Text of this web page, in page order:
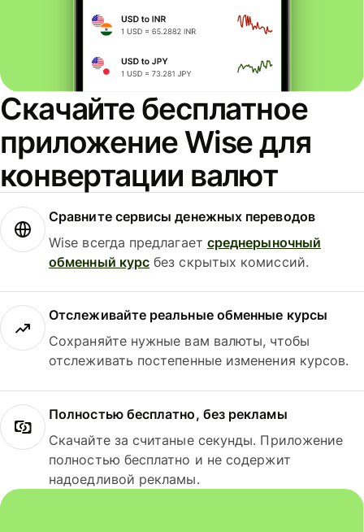
Скачайте бесплатное
приложение Wise для
конвертации валют
Сравните сервисы денежных переводов
Wise всегда предлагает среднерыночный
обменный курс без скрытых комиссий.
Отслеживайте реальные обменные курсы
Сохраняйте нужные вам валюты, чтобы
отслеживать постепенные изменения курсов.
Полностью бесплатно, без рекламы
Скачайте за считаные секунды. Приложение
полностью бесплатно и не содержит
надоедливой рекламы.